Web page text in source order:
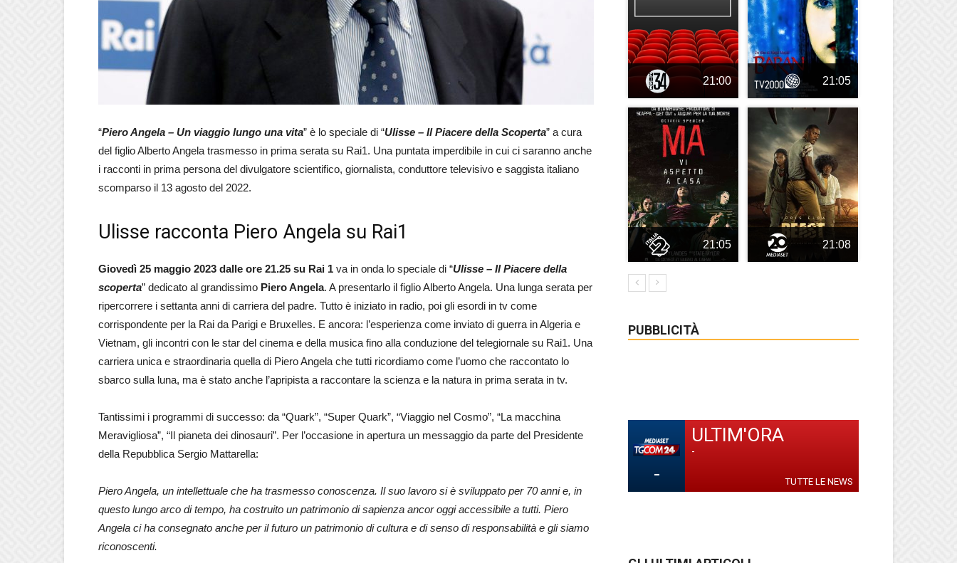
“Piero Angela – Un viaggio lungo una vita” è lo speciale di “Ulisse – Il Piacere della Scoperta” a cura
del figlio Alberto Angela trasmesso in prima serata su Rai1. Una puntata imperdibile in cui ci saranno anche
i racconti in prima persona del divulgatore scientifico, giornalista, conduttore televisivo e saggista italiano
scomparso il 13 agosto del 2022.
Ulisse racconta Piero Angela su Rai1
Giovedì 25 maggio 2023 dalle ore 21.25 su Rai 1 va in onda lo speciale di “Ulisse – Il Piacere della
scoperta” dedicato al grandissimo Piero Angela. A presentarlo il figlio Alberto Angela. Una lunga serata per
ripercorrere i settanta anni di carriera del padre. Tutto è iniziato in radio, poi gli esordi in tv come
corrispondente per la Rai da Parigi e Bruxelles. E ancora: l’esperienza come inviato di guerra in Algeria e
Vietnam, gli incontri con le star del cinema e della musica fino alla conduzione del telegiornale su Rai1. Una
carriera unica e straordinaria quella di Piero Angela che tutti ricordiamo come l’uomo che raccontato lo
sbarco sulla luna, ma è stato anche l’apripista a raccontare la scienza e la natura in prima serata in tv.
Tantissimi i programmi di successo: da “Quark”, “Super Quark”, “Viaggio nel Cosmo”, “La macchina
Meravigliosa”, “Il pianeta dei dinosauri”. Per l’occasione in apertura un messaggio da parte del Presidente
della Repubblica Sergio Mattarella:
Piero Angela, un intellettuale che ha trasmesso conoscenza. Il suo lavoro si è sviluppato per 70 anni e, in
questo lungo arco di tempo, ha costruito un patrimonio di sapienza ancor oggi accessibile a tutti. Piero
Angela ci ha consegnato anche per il futuro un patrimonio di cultura e di senso di responsabilità e gli siamo
riconoscenti.
21:00 21:05
21:05 21:08
PUBBLICITÀ
-
ULTIM'ORA
-
TUTTE LE NEWS